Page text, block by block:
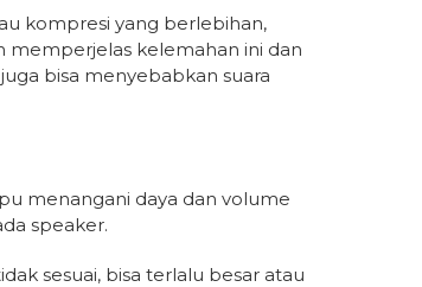
kompresi yang berlebihan,
memperjelas kelemahan ini dan
bisa menyebabkan suara
menangani daya dan volume
speaker.
sesuai, bisa terlalu besar atau